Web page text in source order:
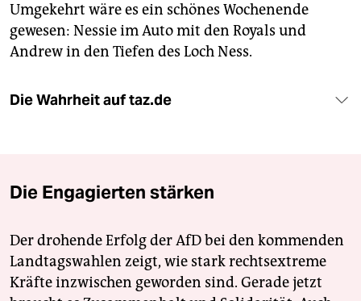
Umgekehrt wäre es ein schönes Wochenende
gewesen: Nessie im Auto mit den Royals und
Andrew in den Tiefen des Loch Ness.
Die Wahrheit auf taz.de
Die Engagierten stärken
Der drohende Erfolg der AfD bei den kommenden
Landtagswahlen zeigt, wie stark rechtsextreme
Kräfte inzwischen geworden sind. Gerade jetzt